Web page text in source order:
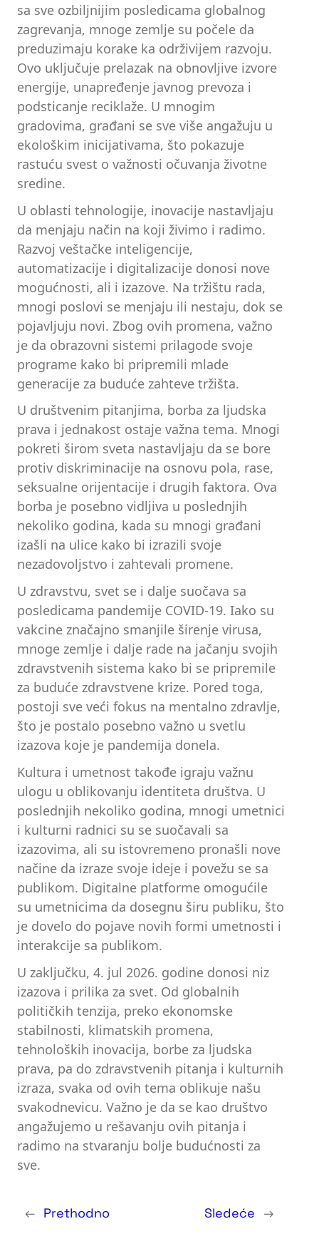
sa sve ozbiljnijim posledicama globalnog
zagrevanja, mnoge zemlje su počele da
preduzimaju korake ka održivijem razvoju.
Ovo uključuje prelazak na obnovljive izvore
energije, unapređenje javnog prevoza i
podsticanje reciklaže. U mnogim
gradovima, građani se sve više angažuju u
ekološkim inicijativama, što pokazuje
rastuću svest o važnosti očuvanja životne
sredine.
U oblasti tehnologije, inovacije nastavljaju
da menjaju način na koji živimo i radimo.
Razvoj veštačke inteligencije,
automatizacije i digitalizacije donosi nove
mogućnosti, ali i izazove. Na tržištu rada,
mnogi poslovi se menjaju ili nestaju, dok se
pojavljuju novi. Zbog ovih promena, važno
je da obrazovni sistemi prilagode svoje
programe kako bi pripremili mlade
generacije za buduće zahteve tržišta.
U društvenim pitanjima, borba za ljudska
prava i jednakost ostaje važna tema. Mnogi
pokreti širom sveta nastavljaju da se bore
protiv diskriminacije na osnovu pola, rase,
seksualne orijentacije i drugih faktora. Ova
borba je posebno vidljiva u poslednjih
nekoliko godina, kada su mnogi građani
izašli na ulice kako bi izrazili svoje
nezadovoljstvo i zahtevali promene.
U zdravstvu, svet se i dalje suočava sa
posledicama pandemije COVID-19. Iako su
vakcine značajno smanjile širenje virusa,
mnoge zemlje i dalje rade na jačanju svojih
zdravstvenih sistema kako bi se pripremile
za buduće zdravstvene krize. Pored toga,
postoji sve veći fokus na mentalno zdravlje,
što je postalo posebno važno u svetlu
izazova koje je pandemija donela.
Kultura i umetnost takođe igraju važnu
ulogu u oblikovanju identiteta društva. U
poslednjih nekoliko godina, mnogi umetnici
i kulturni radnici su se suočavali sa
izazovima, ali su istovremeno pronašli nove
načine da izraze svoje ideje i povežu se sa
publikom. Digitalne platforme omogućile
su umetnicima da dosegnu širu publiku, što
je dovelo do pojave novih formi umetnosti i
interakcije sa publikom.
U zaključku, 4. jul 2026. godine donosi niz
izazova i prilika za svet. Od globalnih
političkih tenzija, preko ekonomske
stabilnosti, klimatskih promena,
tehnoloških inovacija, borbe za ljudska
prava, pa do zdravstvenih pitanja i kulturnih
izraza, svaka od ovih tema oblikuje našu
svakodnevicu. Važno je da se kao društvo
angažujemo u rešavanju ovih pitanja i
radimo na stvaranju bolje budućnosti za
sve.
← Prethodno Sledeće →